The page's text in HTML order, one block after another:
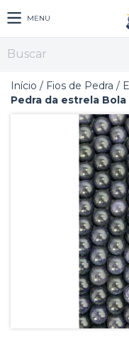
MENU
Início / Fios de Pedra /
Pedra da estrela Bola